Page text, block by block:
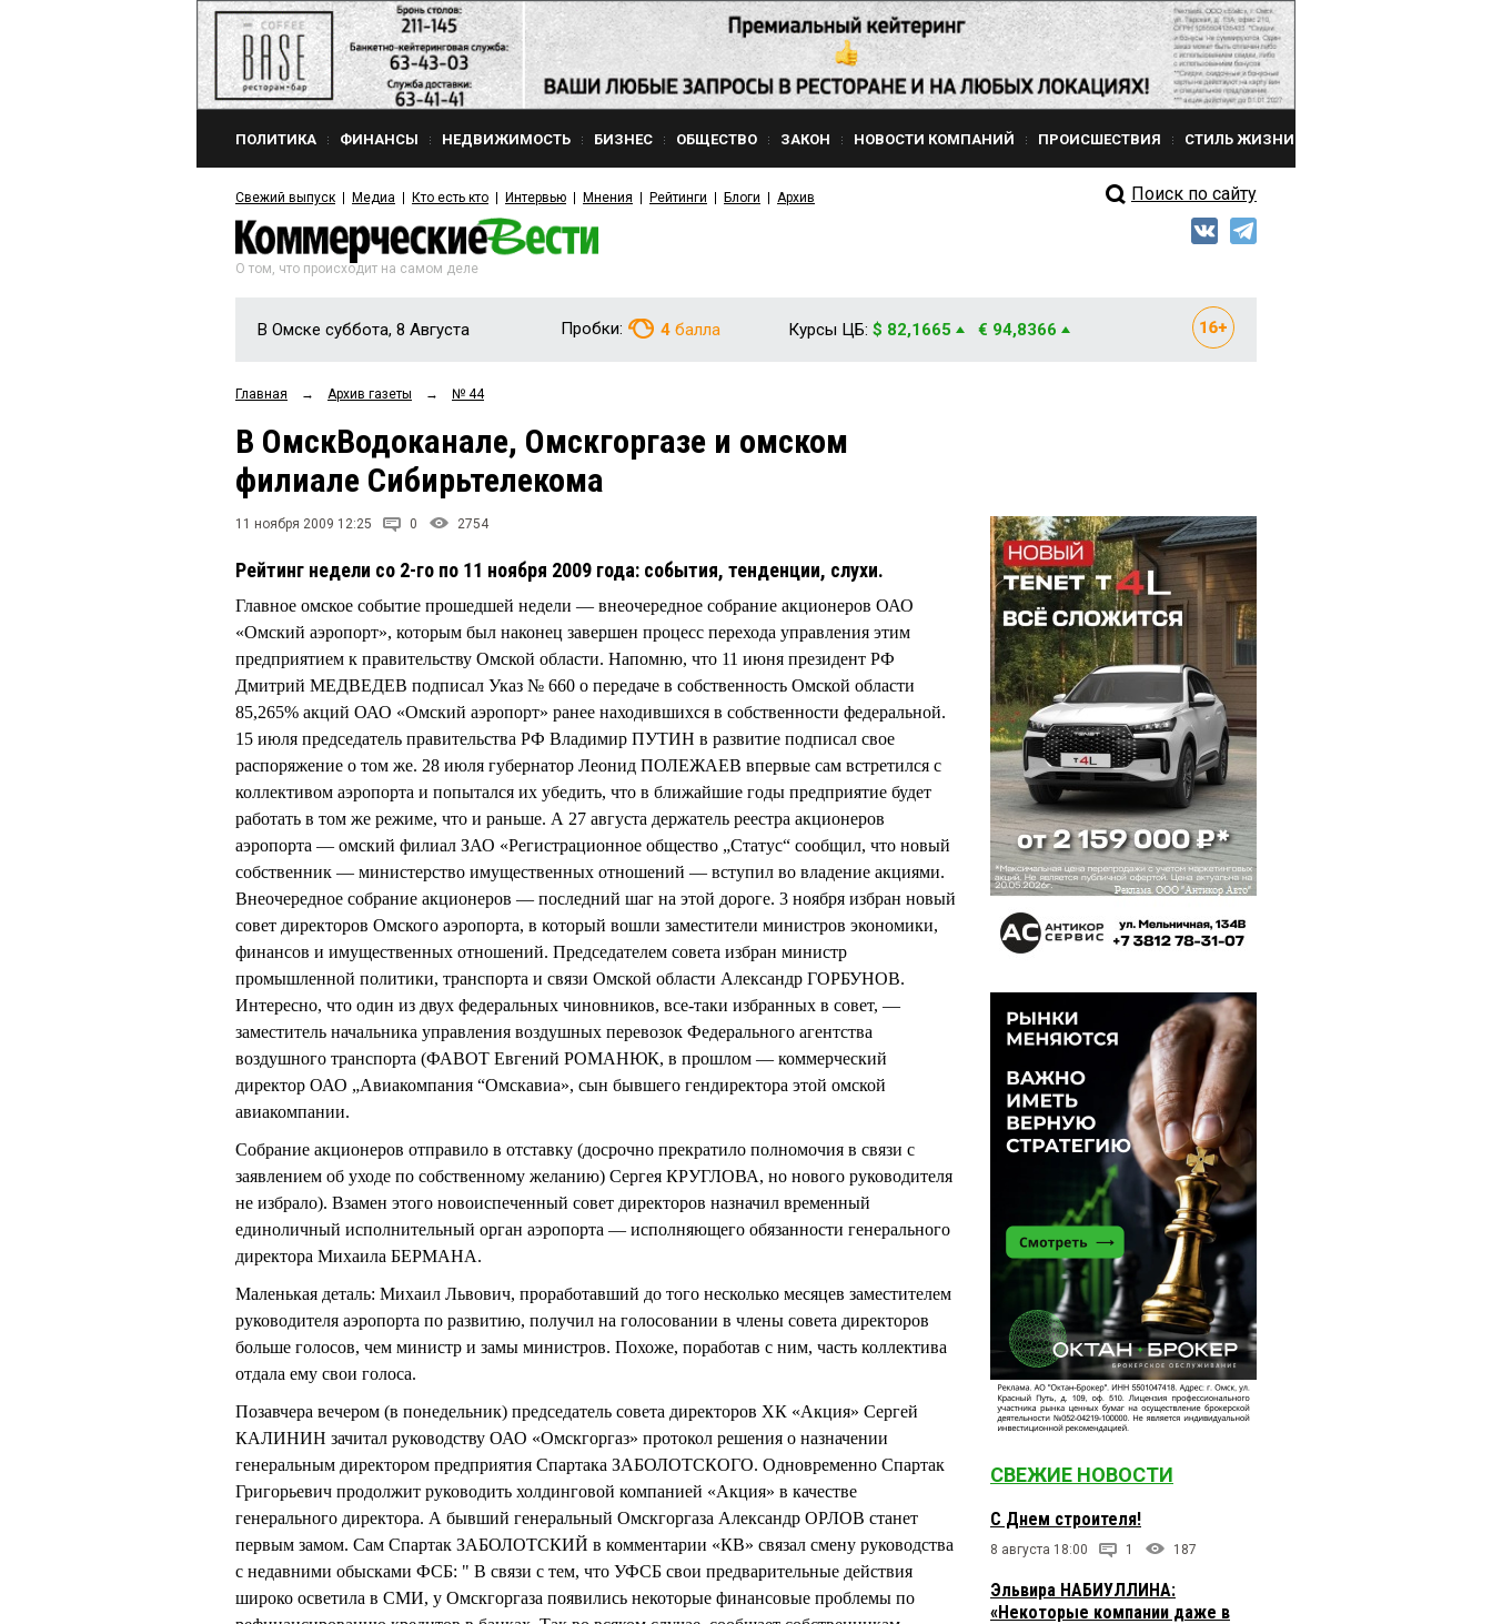
ПОЛИТИКА ФИНАНСЫ НЕДВИЖИМОСТЬ БИЗНЕС ОБЩЕСТВО ЗАКОН НОВОСТИ КОМПАНИЙ ПРОИСШЕСТВИЯ СТИЛЬ ЖИЗНИ
Свежий выпуск Медиа Кто есть кто Интервью Мнения Рейтинги Блоги Архив Поиск по сайту
О том, что происходит на самом деле
В Омске суббота, 8 Августа Пробки: 4 балла Курсы ЦБ: $ 82,1665 € 94,8366
Главная → Архив газеты → № 44
В ОмскВодоканале, Омскгоргазе и омском
филиале Сибирьтелекома
11 ноября 2009 12:25 0 2754
Рейтинг недели со 2-го по 11 ноября 2009 года: события, тенденции, слухи.
Главное омское событие прошедшей недели — внеочередное собрание акционеров ОАО
«Омский аэропорт», которым был наконец завершен процесс перехода управления этим
предприятием к правительству Омской области. Напомню, что 11 июня президент РФ
Дмитрий МЕДВЕДЕВ подписал Указ № 660 о передаче в собственность Омской области
85,265% акций ОАО «Омский аэропорт» ранее находившихся в собственности федеральной.
15 июля председатель правительства РФ Владимир ПУТИН в развитие подписал свое
распоряжение о том же. 28 июля губернатор Леонид ПОЛЕЖАЕВ впервые сам встретился с
коллективом аэропорта и попытался их убедить, что в ближайшие годы предприятие будет
работать в том же режиме, что и раньше. А 27 августа держатель реестра акционеров
аэропорта — омский филиал ЗАО «Регистрационное общество „Статус“ сообщил, что новый
собственник — министерство имущественных отношений — вступил во владение акциями.
Внеочередное собрание акционеров — последний шаг на этой дороге. 3 ноября избран новый
совет директоров Омского аэропорта, в который вошли заместители министров экономики,
финансов и имущественных отношений. Председателем совета избран министр
промышленной политики, транспорта и связи Омской области Александр ГОРБУНОВ.
Интересно, что один из двух федеральных чиновников, все-таки избранных в совет, —
заместитель начальника управления воздушных перевозок Федерального агентства
воздушного транспорта (ФАВОТ Евгений РОМАНЮК, в прошлом — коммерческий
директор ОАО „Авиакомпания “Омскавиа», сын бывшего гендиректора этой омской
авиакомпании.
Собрание акционеров отправило в отставку (досрочно прекратило полномочия в связи с
заявлением об уходе по собственному желанию) Сергея КРУГЛОВА, но нового руководителя
не избрало). Взамен этого новоиспеченный совет директоров назначил временный
единоличный исполнительный орган аэропорта — исполняющего обязанности генерального
директора Михаила БЕРМАНА.
Маленькая деталь: Михаил Львович, проработавший до того несколько месяцев заместителем
руководителя аэропорта по развитию, получил на голосовании в члены совета директоров
больше голосов, чем министр и замы министров. Похоже, поработав с ним, часть коллектива
отдала ему свои голоса.
Позавчера вечером (в понедельник) председатель совета директоров ХК «Акция» Сергей
КАЛИНИН зачитал руководству ОАО «Омскгоргаз» протокол решения о назначении
генеральным директором предприятия Спартака ЗАБОЛОТСКОГО. Одновременно Спартак
Григорьевич продолжит руководить холдинговой компанией «Акция» в качестве
генерального директора. А бывший генеральный Омскгоргаза Александр ОРЛОВ станет
первым замом. Сам Спартак ЗАБОЛОТСКИЙ в комментарии «КВ» связал смену руководства
с недавними обысками ФСБ: " В связи с тем, что УФСБ свои предварительные действия
широко осветила в СМИ, у Омскгоргаза появились некоторые финансовые проблемы по
СВЕЖИЕ НОВОСТИ
С Днем строителя!
8 августа 18:00 1 187
Эльвира НАБИУЛЛИНА:
«Некоторые компании даже в